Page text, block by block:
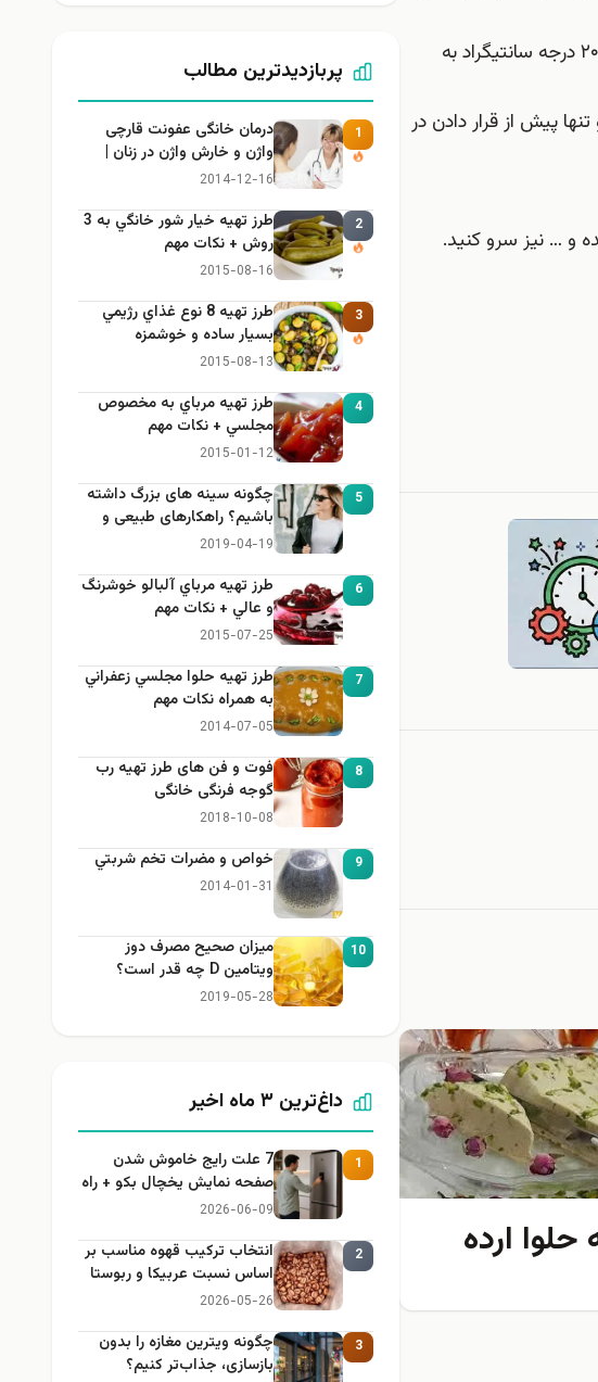
سس را داخل ظرف فر بریزید و سینه های مرغ سوخاری را روی آن قرار دهید سپس ظرف را داخل فر با دمای ۲۰۰ درجه سانتیگراد به
پیش از قرار دادن در
و … نیز سرو کنید.
حلوا ارده
پربازدیدترین مطالب
1
درمان خانگی عفونت قارچی
واژن و خارش واژن در زنان |
راهنمای کامل، ایمن و کاربردی
2014-12-16
2
طرز تهيه خیار شور خانگي به 3
روش + نكات مهم
2015-08-16
3
طرز تهيه 8 نوع غذاي رژيمي
بسيار ساده و خوشمزه
2015-08-13
4
طرز تهيه مرباي به مخصوص
مجلسي + نكات مهم
2015-01-12
5
چگونه سینه های بزرگ داشته
باشیم؟ راهکارهای طبیعی و
خانگی برای بزرگ کردن سینه
2019-04-19
6
طرز تهيه مرباي آلبالو خوشرنگ
و عالي + نكات مهم
2015-07-25
7
طرز تهيه حلوا مجلسي زعفراني
به همراه نكات مهم
2014-07-05
8
فوت و فن های طرز تهیه رب
گوجه فرنگی خانگی
2018-10-08
9 خواص و مضرات تخم شربتي
2014-01-31
10
میزان صحیح مصرف دوز
ویتامین D چه قدر است؟
2019-05-28
داغ‌ترین ۳ ماه اخیر
1
7 علت رایج خاموش شدن
صفحه نمایش یخچال بکو + راه
حل
2026-06-09
2
انتخاب ترکیب قهوه مناسب بر
اساس نسبت عربیکا و ربوستا
2026-05-26
3
چگونه ویترین مغازه را بدون
بازسازی، جذاب‌تر کنیم؟